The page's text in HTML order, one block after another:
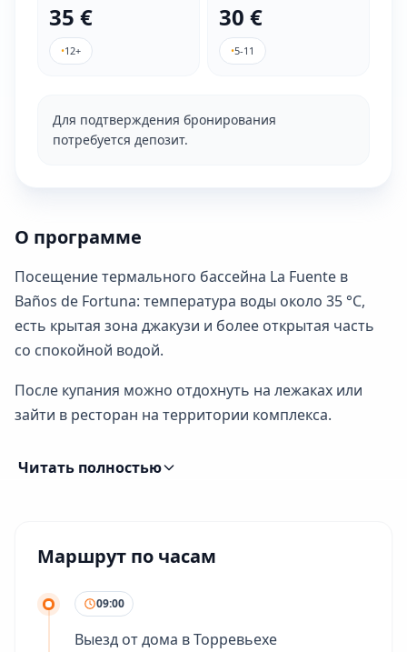
35 €
•12+
30 €
•5-11
Для подтверждения бронирования
потребуется депозит.
О программе
Посещение термального бассейна La Fuente в
Baños de Fortuna: температура воды около 35 °C,
есть крытая зона джакузи и более открытая часть
со спокойной водой.
После купания можно отдохнуть на лежаках или
зайти в ресторан на территории комплекса.
Читать полностью
Маршрут по часам
09:00
Выезд от дома в Торревьехе